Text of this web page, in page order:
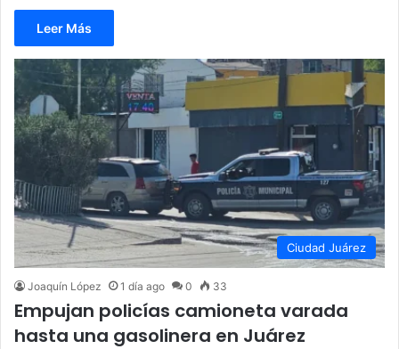
Leer Más
Ciudad Juárez
Joaquín López 1 día ago 0 33
Empujan policías camioneta varada
hasta una gasolinera en Juárez